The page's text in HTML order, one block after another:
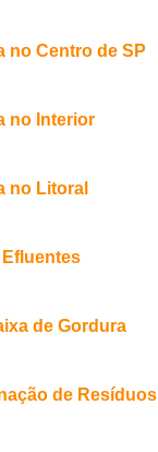
no Centro de SP
no Interior
no Litoral
de Gordura
de Resíduos